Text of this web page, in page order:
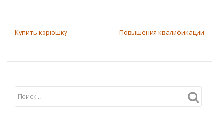
Купить корюшку Повышения квалификации